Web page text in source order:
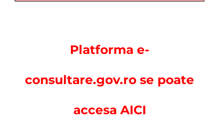
Platforma e-
consultare.gov.ro se poate
accesa AICI